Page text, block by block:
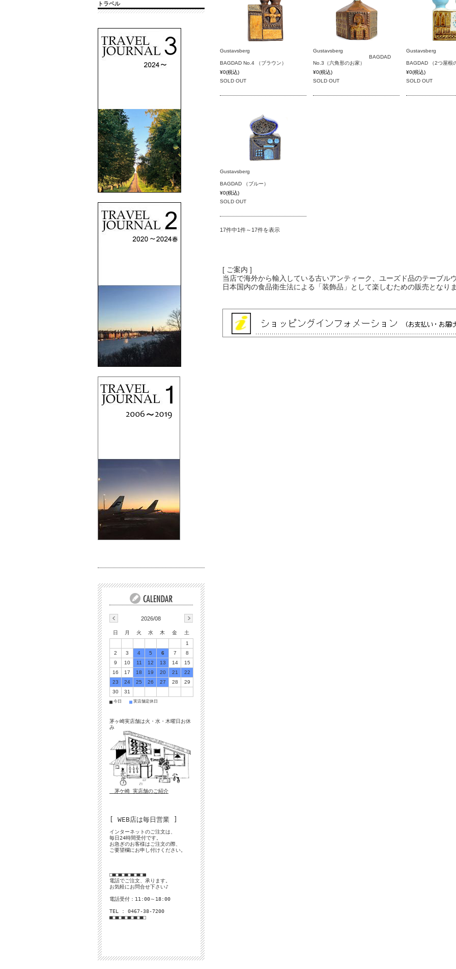
Gustavsberg
BAGDAD No.4 （ブラウン）
¥0(税込)
SOLD OUT
Gustavsberg
BAGDAD
No.3（六角形のお家）
¥0(税込)
SOLD OUT
Gustavsberg
BAGDAD （2つ屋根
¥0(税込)
SOLD OUT
Gustavsberg
BAGDAD （ブルー）
¥0(税込)
SOLD OUT
17件中1件～17件を表示
[ ご案内 ]
当店で海外から輸入している古いアンティーク、ユーズド品のテーブル
日本国内の食品衛生法による「装飾品」として楽しむための販売となり
トラベル
2026/08
日 月 火 水 木 金
土
1
2
3 4 5 6 7
8
9
10 11 12 13 14
15
16
17 18 19 20 21
22
23
24 25 26 27 28
29
30
31
■ 今日 ■ 実店舗定休日
茅ヶ崎実店舗は火・水・木曜日お休
み
茅ケ崎 実店舗のご紹介
[ WEB店は毎日営業 ]
インターネットのご注文は、
毎日24時間受付です。
お急ぎのお客様はご注文の際、
ご要望欄にお申し付けください。
□■□■□■□■□■□■
電話でご注文、承ります。
お気軽にお問合せ下さい♪
電話受付：11:00～18:00
TEL : 0467-38-7200
■□■□■□■□■□■□